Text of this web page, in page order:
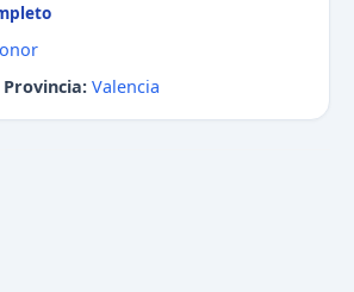
Provincia: Valencia